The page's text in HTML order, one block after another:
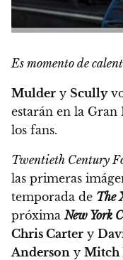
Es momento de
Mulder y Scully
estarán en la
los fans.
Twentieth Century
las primeras
temporada de The
próxima New York
Chris Carter y
Anderson y Mitch